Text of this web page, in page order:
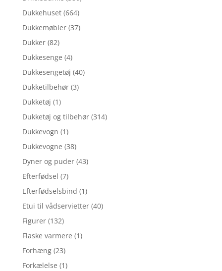
Dukkehuset (664)
Dukkemøbler (37)
Dukker (82)
Dukkesenge (4)
Dukkesengetøj (40)
Dukketilbehør (3)
Dukketøj (1)
Dukketøj og tilbehør (314)
Dukkevogn (1)
Dukkevogne (38)
Dyner og puder (43)
Efterfødsel (7)
Efterfødselsbind (1)
Etui til vådservietter (40)
Figurer (132)
Flaske varmere (1)
Forhæng (23)
Forkælelse (1)